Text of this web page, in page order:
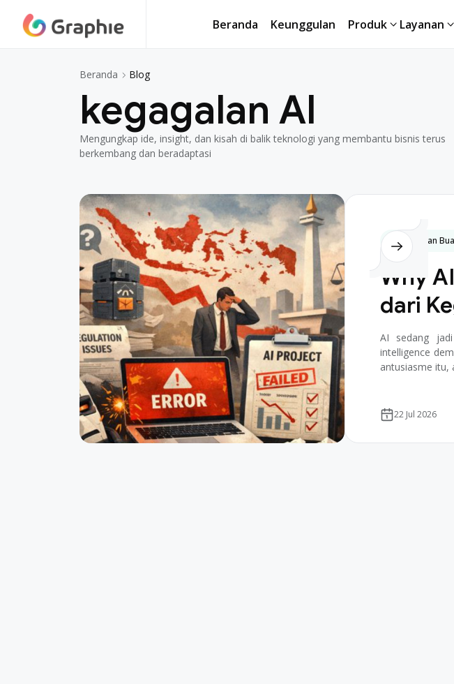
Beranda
Keunggulan
Produk
Layanan
Beranda Blog
kegagalan AI
Mengungkap ide, insight, dan kisah di balik teknologi yang membantu bisnis terus
berkembang dan beradaptasi
Kecerdasan
Why
dari
AI sedang
intelligence
antusiasme itu,
22 Jul 2026